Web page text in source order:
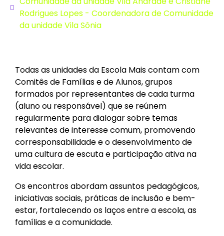
Rodrigues Lopes - Coordenadora de Comunidade
da unidade Vila Sônia
Todas as unidades da Escola Mais contam com
Comitês de Famílias e de Alunos, grupos
formados por representantes de cada turma
(aluno ou responsável) que se reúnem
regularmente para dialogar sobre temas
relevantes de interesse comum, promovendo
corresponsabilidade e o desenvolvimento de
uma cultura de escuta e participação ativa na
vida escolar.
Os encontros abordam assuntos pedagógicos,
iniciativas sociais, práticas de inclusão e bem-
estar, fortalecendo os laços entre a escola, as
famílias e a comunidade.